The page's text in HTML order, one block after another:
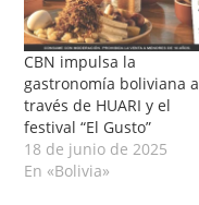
CBN impulsa la
gastronomía boliviana a
través de HUARI y el
festival “El Gusto”
18 de junio de 2025
En «Bolivia»